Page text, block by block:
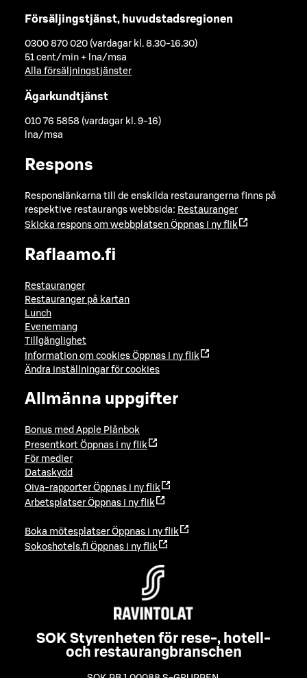
Försäljingstjänst, huvudstadsregionen
0300 870 020 (vardagar kl. 8.30-16.30)
51 cent/min + lna/msa
Alla försäljningstjänster
Ägarkundtjänst
010 76 5858 (vardagar kl. 9-16)
lna/msa
Respons
Responslänkarna till de enskilda restaurangerna finns på
respektive restaurangs webbsida: Restauranger
Skicka respons om webbplatsen Öppnas i ny flik
Raflaamo.fi
Restauranger
Restauranger på kartan
Lunch
Evenemang
Tillgänglighet
Information om cookies Öppnas i ny flik
Ändra inställningar för cookies
Allmänna uppgifter
Bonus med Apple Plånbok
Presentkort Öppnas i ny flik
För medier
Dataskydd
Oiva-rapporter Öppnas i ny flik
Arbetsplatser Öppnas i ny flik
Boka mötesplatser Öppnas i ny flik
Sokoshotels.fi Öppnas i ny flik
SOK Styrenheten för rese-, hotell-
och restaurangbranschen